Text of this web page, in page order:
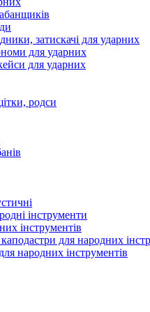
затискачі для ударних
для ударних
для ударних
родси
інструменти
інструментів
для народних
народних інструментів